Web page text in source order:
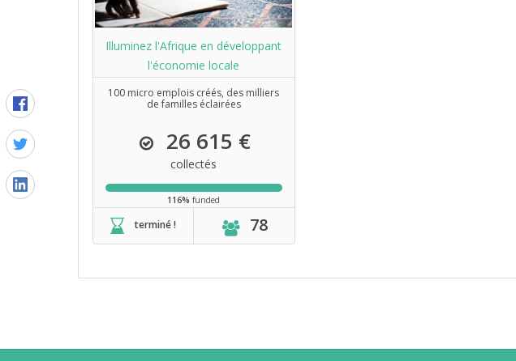
Illuminez l'Afrique en développant
l'économie locale
100 micro emplois créés, des milliers
de familles éclairées
26 615 €
collectés
116% funded
terminé ! 78